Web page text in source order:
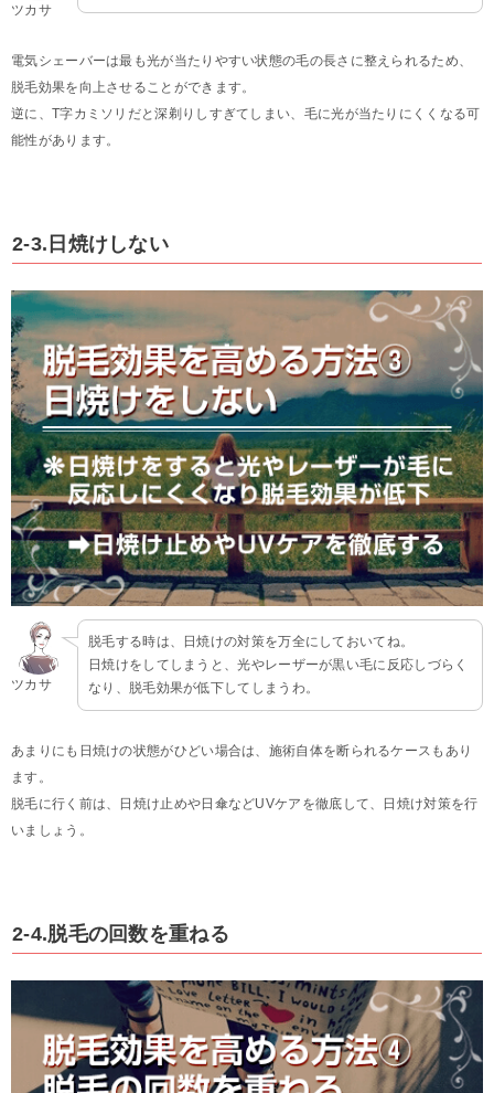
ツカサ
電気シェーバーは最も光が当たりやすい状態の毛の長さに整えられるため、
脱毛効果を向上させることができます。
逆に、T字カミソリだと深剃りしすぎてしまい、毛に光が当たりにくくなる可
能性があります。
2-3.日焼けしない
ツカサ
脱毛する時は、日焼けの対策を万全にしておいてね。
日焼けをしてしまうと、光やレーザーが黒い毛に反応しづらく
なり、脱毛効果が低下してしまうわ。
あまりにも日焼けの状態がひどい場合は、施術自体を断られるケースもあり
ます。
脱毛に行く前は、日焼け止めや日傘などUVケアを徹底して、日焼け対策を行
いましょう。
2-4.脱毛の回数を重ねる